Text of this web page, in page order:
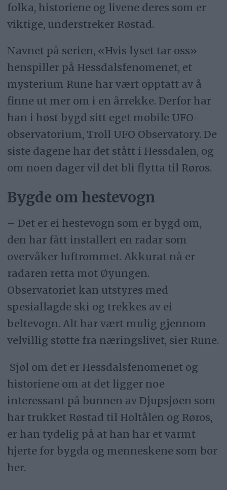
folka, historiene og livene deres som er
viktige, understreker Røstad.
Navnet på serien, «Hvis lyset tar oss»
henspiller på Hessdalsfenomenet, et
mysterium Rune har vært opptatt av å
finne ut mer om i en årrekke. Derfor har
han i høst bygd sitt eget mobile UFO-
observatorium, Troll UFO Observatory. De
siste dagene har det stått i Hessdalen, og
om noen dager vil det bli flytta til Røros.
Bygde om hestevogn
– Det er ei hestevogn som er bygd om,
den har fått installert en radar som
overvåker luftrommet. Akkurat nå er
radaren retta mot Øyungen.
Observatoriet kan utstyres med
spesiallagde ski og trekkes av ei
beltevogn. Alt har vært mulig gjennom
velvillig støtte fra næringslivet, sier Rune.
Sjøl om det er Hessdalsfenomenet og
historiene om at det ligger noe
interessant på bunnen av Djupsjøen som
har trukket Røstad til Holtålen og Røros,
er han tydelig på at han har et varmt
hjerte for bygda og menneskene som bor
her.